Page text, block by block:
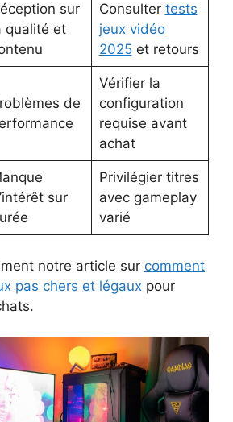
sur
qualité et
Consulter tests
jeux vidéo
2025et retours
de
Vérifier la
configuration
requise avant
achat
sur
Privilégier titres
avec gameplay
varié
notre article sur comment
pas chers et légaux pour